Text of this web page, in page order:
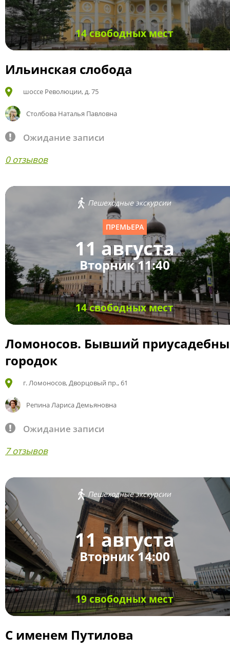
14 свободных мест
Ильинская слобода
шоссе Революции, д. 75
Столбова Наталья Павловна
Ожидание записи
0 отзывов
Пешеходные экскурсии
ПРЕМЬЕРА
11 августа
Вторник 11:40
14 свободных мест
Ломоносов. Бывший
городок
г. Ломоносов, Дворцовый пр., 61
Репина Лариса Демьяновна
Ожидание записи
7 отзывов
Пешеходные экскурсии
11 августа
Вторник 14:00
19 свободных мест
С именем Путилова